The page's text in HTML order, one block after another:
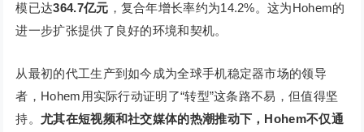
模已达364.7亿元 ，复合年增长率约为14.2%。这为Hohem的
进一步扩张提供了良好的环境和契机。
从最初的代工生产到如今成为全球手机稳定器市场的领导
者，Hohem用实际行动证明了“转型”这条路不易，但值得坚
持。尤其在短视频和社交媒体的热潮推动下，Hohem不仅通